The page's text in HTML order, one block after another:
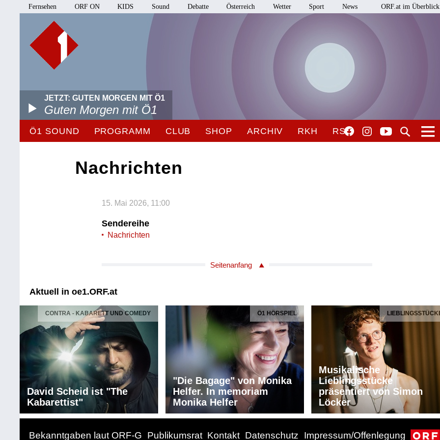
Fernsehen ORF ON KIDS Sound Debatte Österreich Wetter Sport News ORF.at im Überblick
JETZT: GUTEN MORGEN MIT Ö1
Guten Morgen mit Ö1
Ö1 SOUND PROGRAMM CLUB SHOP ARCHIV RKH RSO
Nachrichten
15. Mai 2026, 11:00
Sendereihe
Nachrichten
Seitenanfang
Aktuell in oe1.ORF.at
CONTRA - KABARETT UND COMEDY
David Scheid ist "The
Kabarettist"
Ö1 HÖRSPIEL
"Die Bagage" von Monika
Helfer. In memoriam
Monika Helfer
Musikalische
Lieblingsstücke
präsentiert von Simon
Löcker
Bekanntgaben laut ORF-G Publikumsrat Kontakt Datenschutz Impressum/Offenlegung